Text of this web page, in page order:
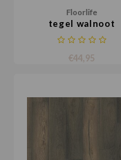
Floorlife
tegel walnoot
€44,95